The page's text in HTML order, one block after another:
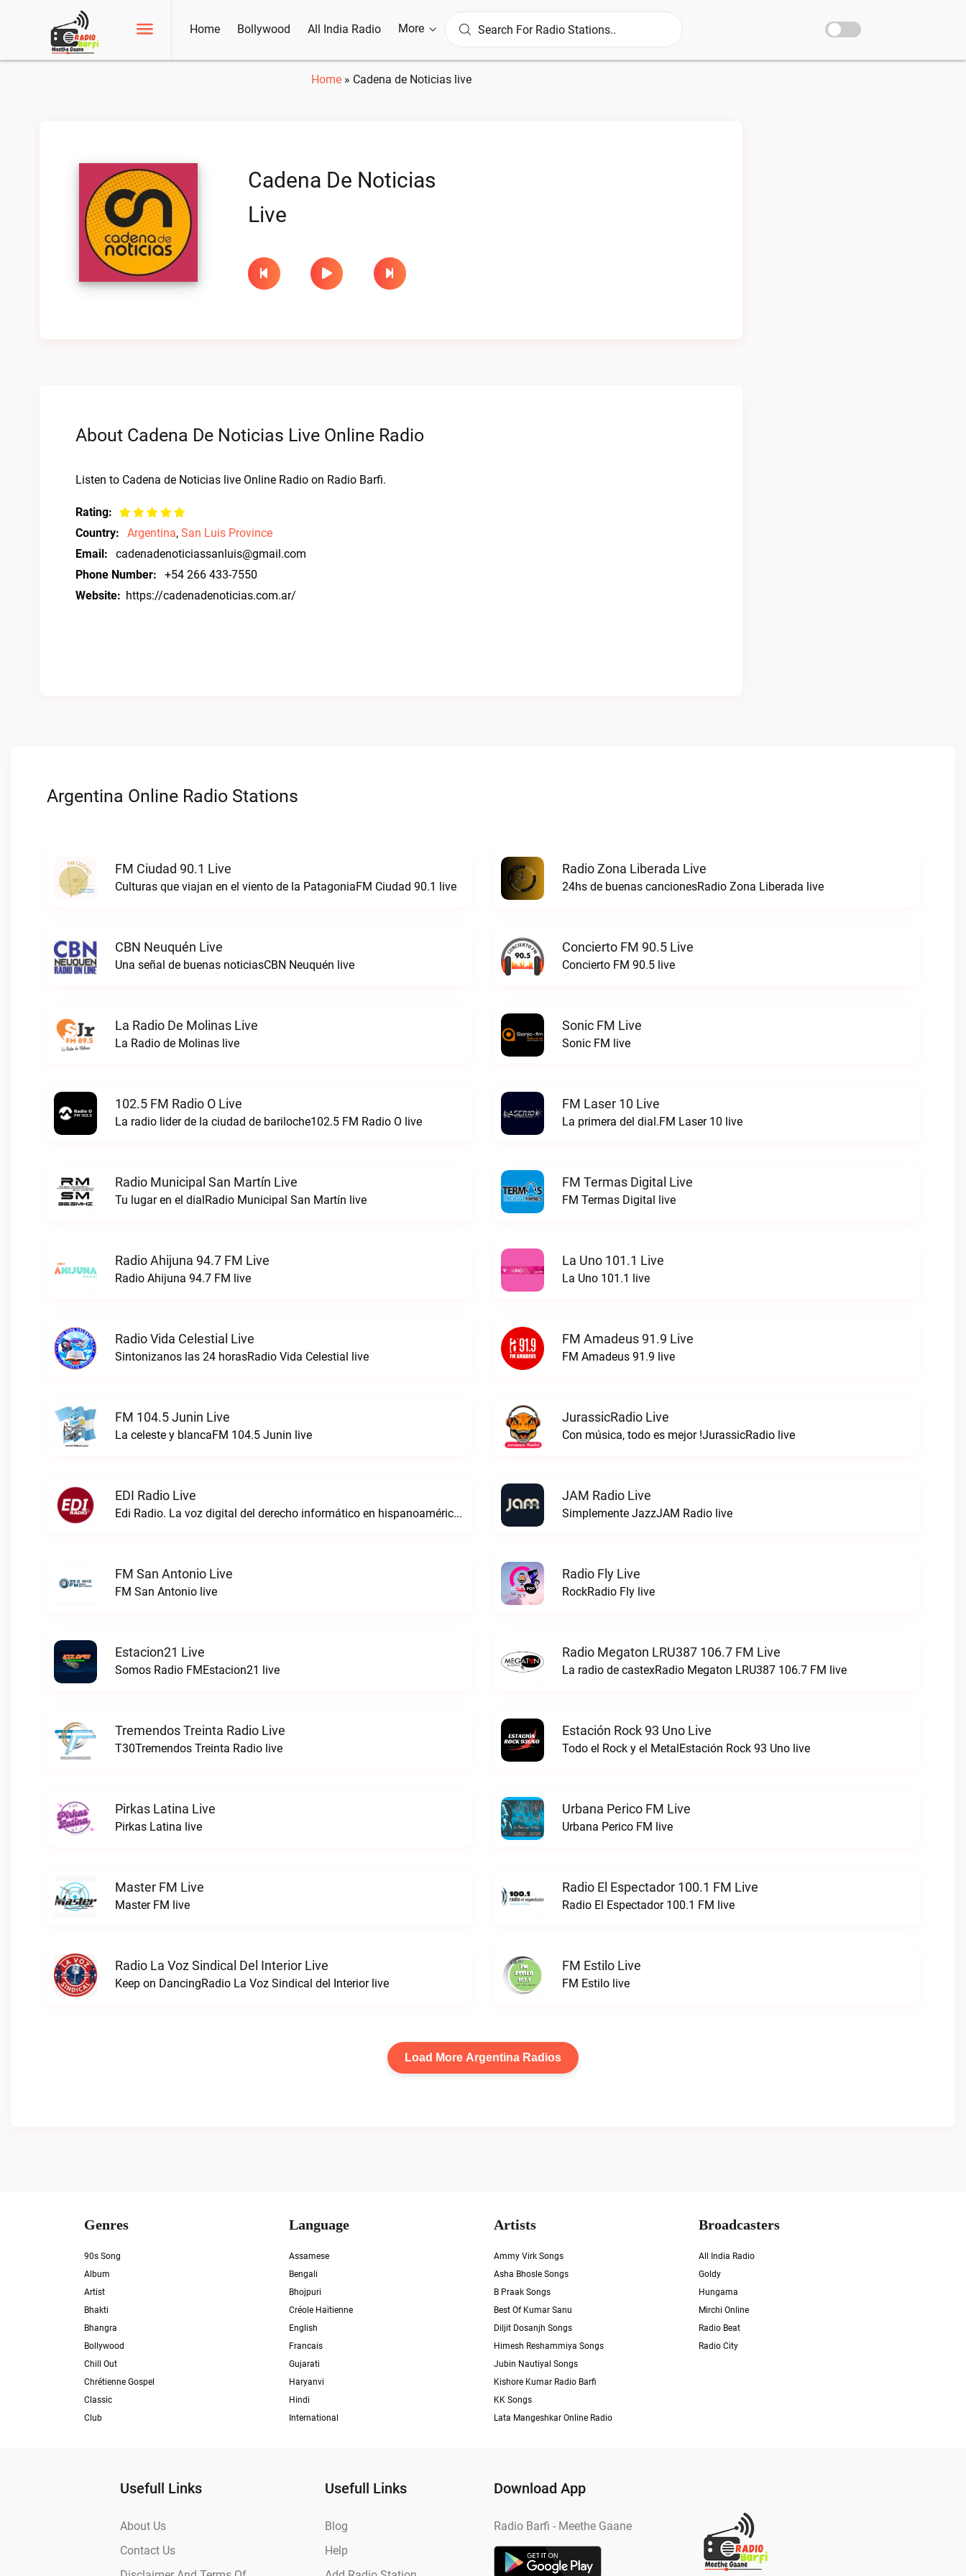
Home Bollywood All India Radio More
Home» Cadena de Noticias live
Cadena De Noticias
Live
About Cadena De Noticias Live Online Radio
Listen to Cadena de Noticias live Online Radio on Radio Barfi.
Rating:
Country:
Argentina, San Luis Province
Email:
cadenadenoticiassanluis@gmail.com
Phone Number:
+54 266 433-7550
Website: https://cadenadenoticias.com.ar/
Argentina Online Radio Stations
FM Ciudad 90.1 Live
Culturas que viajan en el viento de la PatagoniaFM Ciudad 90.1 live
Radio Zona Liberada Live
24hs de buenas cancionesRadio Zona Liberada live
CBN Neuquén Live
Una señal de buenas noticiasCBN Neuquén live
Concierto FM 90.5 Live
Concierto FM 90.5 live
La Radio De Molinas Live
La Radio de Molinas live
Sonic FM Live
Sonic FM live
102.5 FM Radio O Live
La radio lider de la ciudad de bariloche102.5 FM Radio O live
FM Laser 10 Live
La primera del dial.FM Laser 10 live
Radio Municipal San Martín Live
Tu lugar en el dialRadio Municipal San Martín live
FM Termas Digital Live
FM Termas Digital live
Radio Ahijuna 94.7 FM Live
Radio Ahijuna 94.7 FM live
La Uno 101.1 Live
La Uno 101.1 live
Radio Vida Celestial Live
Sintonizanos las 24 horasRadio Vida Celestial live
FM Amadeus 91.9 Live
FM Amadeus 91.9 live
FM 104.5 Junin Live
La celeste y blancaFM 104.5 Junin live
JurassicRadio Live
Con música, todo es mejor !JurassicRadio live
EDI Radio Live
Edi Radio. La voz digital del derecho informático en hispanoaméricaEDI Radio live
JAM Radio Live
Simplemente JazzJAM Radio live
FM San Antonio Live
FM San Antonio live
Radio Fly Live
RockRadio Fly live
Estacion21 Live
Somos Radio FMEstacion21 live
Radio Megaton LRU387 106.7 FM Live
La radio de castexRadio Megaton LRU387 106.7 FM live
Tremendos Treinta Radio Live
T30Tremendos Treinta Radio live
Estación Rock 93 Uno Live
Todo el Rock y el MetalEstación Rock 93 Uno live
Pirkas Latina Live
Pirkas Latina live
Urbana Perico FM Live
Urbana Perico FM live
Master FM Live
Master FM live
Radio El Espectador 100.1 FM Live
Radio El Espectador 100.1 FM live
Radio La Voz Sindical Del Interior Live
Keep on DancingRadio La Voz Sindical del Interior live
FM Estilo Live
FM Estilo live
Load More Argentina Radios
Genres
90s Song
Album
Artist
Bhakti
Bhangra
Bollywood
Chill Out
Chrétienne Gospel
Classic
Club
Language
Assamese
Bengali
Bhojpuri
Créole Haïtienne
English
Francais
Gujarati
Haryanvi
Hindi
International
Artists
Ammy Virk Songs
Asha Bhosle Songs
B Praak Songs
Best Of Kumar Sanu
Diljit Dosanjh Songs
Himesh Reshammiya Songs
Jubin Nautiyal Songs
Kishore Kumar Radio Barfi
KK Songs
Lata Mangeshkar Online Radio
Broadcasters
All India Radio
Goldy
Hungama
Mirchi Online
Radio Beat
Radio City
Usefull Links
About Us
Contact Us
Usefull Links
Blog
Help
Download App
Radio Barfi - Meethe Gaane